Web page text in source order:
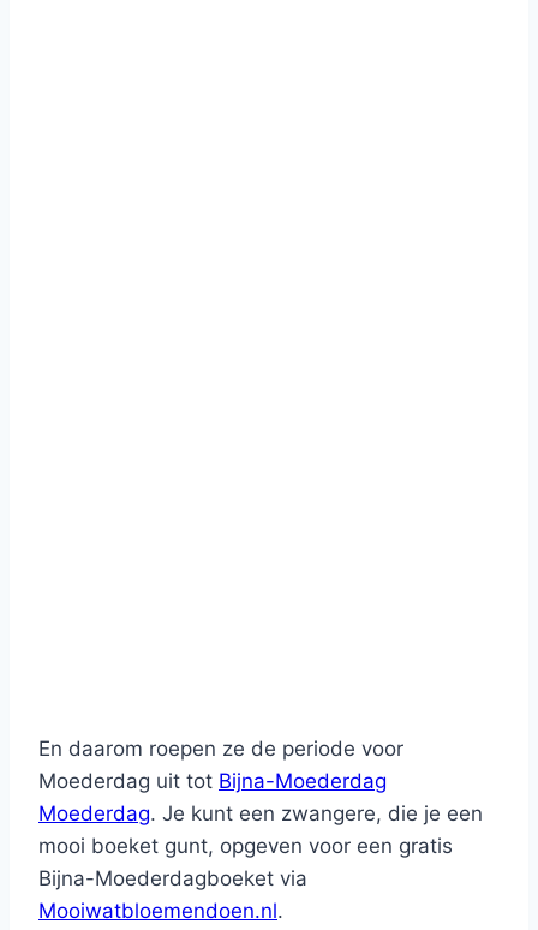
En daarom roepen ze de periode voor
Moederdag uit tot Bijna-Moederdag
Moederdag. Je kunt een zwangere, die je een
mooi boeket gunt, opgeven voor een gratis
Bijna-Moederdagboeket via
Mooiwatbloemendoen.nl.